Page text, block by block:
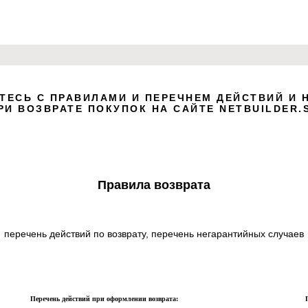
С ПРАВИЛАМИ И ПЕРЕЧНЕМ ДЕЙСТВИЙ И
ВОЗВРАТЕ ПОКУПОК НА САЙТЕ
Правила возврата
перечень действий по возврату, перечень негарантийных случаев
Перечень действий при оформлении возврата: